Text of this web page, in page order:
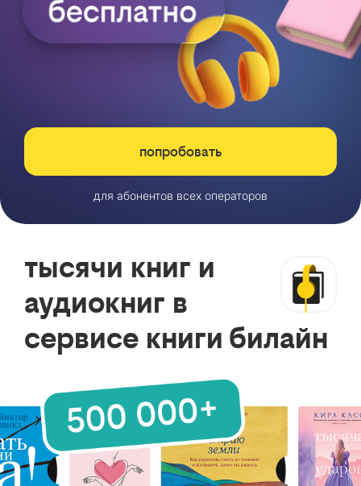
попробовать
для абонентов всех операторов
тысячи книг и
аудиокниг в
сервисе книги билайн